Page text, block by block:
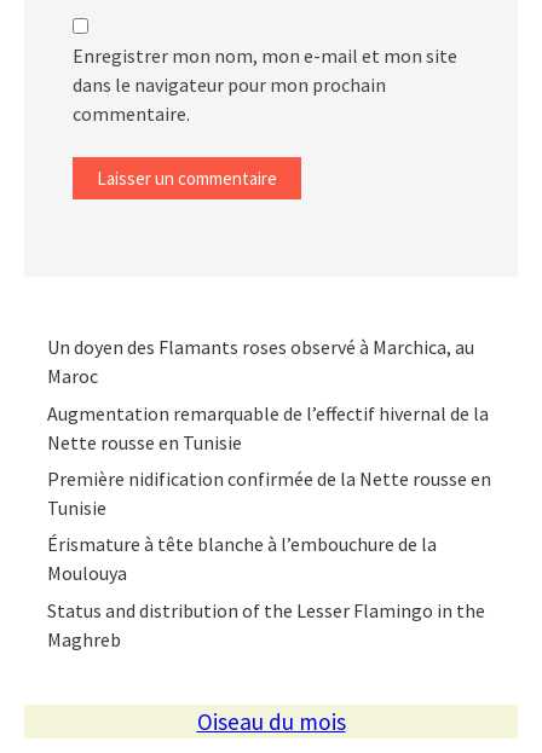
Enregistrer mon nom, mon e-mail et mon site
dans le navigateur pour mon prochain
commentaire.
Un doyen des Flamants roses observé à Marchica, au
Maroc
Augmentation remarquable de l’effectif hivernal de la
Nette rousse en Tunisie
Première nidification confirmée de la Nette rousse en
Tunisie
Érismature à tête blanche à l’embouchure de la
Moulouya
Status and distribution of the Lesser Flamingo in the
Maghreb
Oiseau du mois